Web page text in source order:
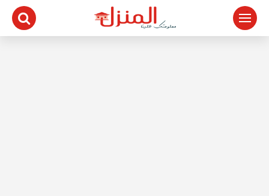
التجاوز
المحتوى